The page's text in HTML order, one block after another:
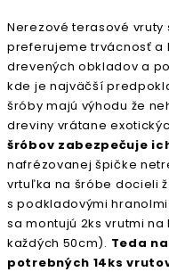
Nerezové terasové
preferujeme trvácnosť a
drevených obkladov a
kde je najväčší
šróby majú výhodu že
dreviny vrátane
šróbov zabezpečuje
nafrézovanej špičke
vrtuľka na šróbe docieli
s podkladovými
sa montujú 2ks vrutmi
každých 50cm). Teda
potrebných 14ks